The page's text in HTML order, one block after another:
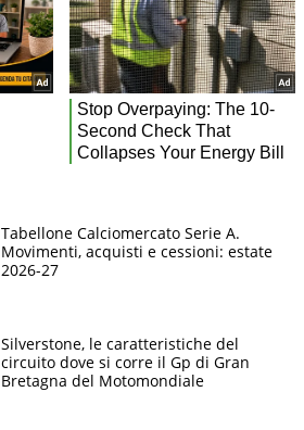
Tabellone Calciomercato Serie A.
Movimenti, acquisti e cessioni: estate
2026-27
Silverstone, le caratteristiche del
circuito dove si corre il Gp di Gran
Bretagna del Motomondiale